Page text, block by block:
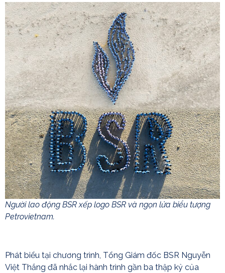
Người lao động BSR xếp logo BSR và ngọn lửa biểu tượng
Petrovietnam.
Phát biểu tại chương trình, Tổng Giám đốc BSR Nguyễn
Việt Thắng đã nhắc lại hành trình gần ba thập kỷ của